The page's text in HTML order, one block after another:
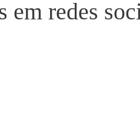
em redes